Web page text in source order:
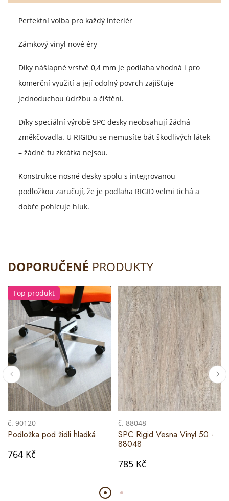
Perfektní volba pro každý interiér
Zámkový vinyl nové éry
Díky nášlapné vrstvě 0,4 mm je podlaha vhodná i pro
komerční využití a její odolný povrch zajišťuje
jednoduchou údržbu a čištění.
Díky speciální výrobě SPC desky neobsahují žádná
změkčovadla. U RIGIDu se nemusíte bát škodlivých látek
– žádné tu zkrátka nejsou.
Konstrukce nosné desky spolu s integrovanou
podložkou zaručují, že je podlaha RIGID velmi tichá a
dobře pohlcuje hluk.
DOPORUČENÉ PRODUKTY
Top produkt
č. 90120
Podložka pod židli hladká
764 Kč
č. 88048
SPC Rigid Vesna Vinyl 50 -
88048
785 Kč